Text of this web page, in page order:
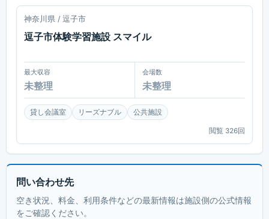
神奈川県 / 逗子市
逗子市体験学習施設 スマイル
最大収容
未整理
会場数
未整理
貸し会議室 リーズナブル 公共施設
閲覧 326回
問い合わせ先
空き状況、料金、利用条件などの最新情報は施設側の公式情報
をご確認ください。